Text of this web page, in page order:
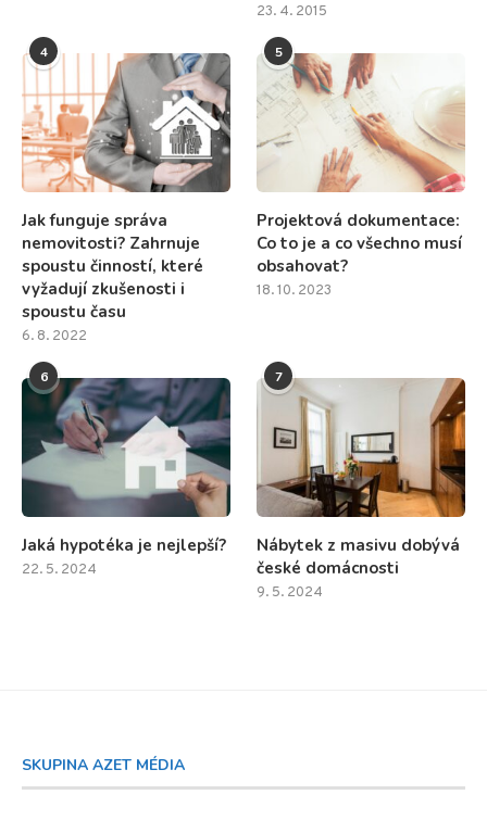
23. 4. 2015
4
Jak funguje správa
nemovitosti? Zahrnuje
spoustu činností, které
vyžadují zkušenosti i
spoustu času
6. 8. 2022
5
Projektová dokumentace:
Co to je a co všechno musí
obsahovat?
18. 10. 2023
6
Jaká hypotéka je nejlepší?
22. 5. 2024
7
Nábytek z masivu dobývá
české domácnosti
9. 5. 2024
SKUPINA AZET MÉDIA